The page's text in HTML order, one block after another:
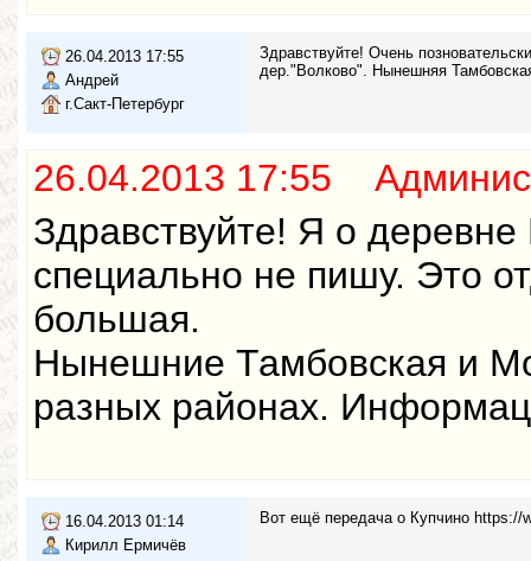
26.04.2013 17:55
Андрей
г.Сакт-Петербург
Здравствуйте! Очень
дер."Волково". Нынешняя
26.04.2013 17:55
Здравствуйте! Я о деревне
специально не пишу. Это
большая.
Нынешние Тамбовская и
разных районах.
16.04.2013 01:14
Кирилл Ермичёв
Вот ещё передача о Купчино https://